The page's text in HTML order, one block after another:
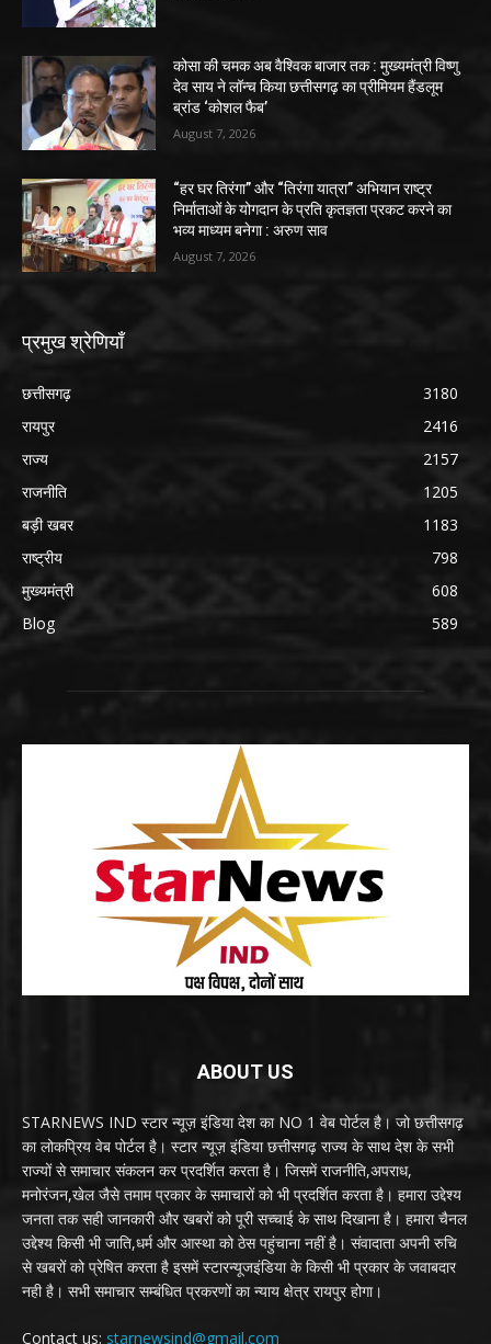
कोसा की चमक अब वैश्विक बाजार तक : मुख्यमंत्री विष्णु
देव साय ने लॉन्च किया छत्तीसगढ़ का प्रीमियम हैंडलूम
ब्रांड ‘कोशल फैब’
August 7, 2026
“हर घर तिरंगा” और “तिरंगा यात्रा” अभियान राष्ट्र
निर्माताओं के योगदान के प्रति कृतज्ञता प्रकट करने का
भव्य माध्यम बनेगा : अरुण साव
August 7, 2026
प्रमुख श्रेणियाँ
छत्तीसगढ़
3180
रायपुर
2416
राज्य
2157
राजनीति
1205
बड़ी खबर
1183
राष्ट्रीय
798
मुख्यमंत्री
608
Blog
589
ABOUT US
STARNEWS IND स्टार न्यूज़ इंडिया देश का NO 1 वेब पोर्टल है। जो छत्तीसगढ़
का लोकप्रिय वेब पोर्टल है। स्टार न्यूज़ इंडिया छत्तीसगढ़ राज्य के साथ देश के सभी
राज्यों से समाचार संकलन कर प्रदर्शित करता है। जिसमें राजनीति,अपराध,
मनोरंजन,खेल जैसे तमाम प्रकार के समाचारों को भी प्रदर्शित करता है। हमारा उद्देश्य
जनता तक सही जानकारी और खबरों को पूरी सच्चाई के साथ दिखाना है। हमारा चैनल
उद्देश्य किसी भी जाति,धर्म और आस्था को ठेस पहुंचाना नहीं है। संवादाता अपनी रुचि
से खबरों को प्रेषित करता है इसमें स्टारन्यूजइंडिया के किसी भी प्रकार के जवाबदार
नही है। सभी समाचार सम्बंधित प्रकरणों का न्याय क्षेत्र रायपुर होगा।
Contact us: starnewsind@gmail.com